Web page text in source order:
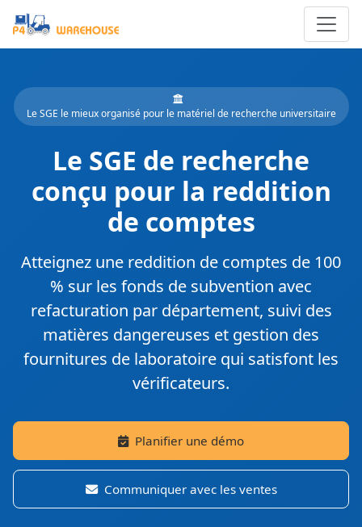
Le SGE le mieux organisé pour le matériel de recherche universitaire
Le SGE de recherche
conçu pour la reddition
de comptes
Atteignez une reddition de comptes de 100
% sur les fonds de subvention avec
refacturation par département, suivi des
matières dangereuses et gestion des
fournitures de laboratoire qui satisfont les
vérificateurs.
Planifier une démo
Communiquer avec les ventes